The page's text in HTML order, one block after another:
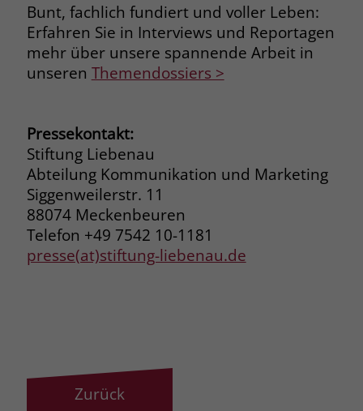
Bunt, fachlich fundiert und voller Leben:
Erfahren Sie in Interviews und Reportagen
mehr über unsere spannende Arbeit in
unseren Themendossiers >
Pressekontakt:
Stiftung Liebenau
Abteilung Kommunikation und Marketing
Siggenweilerstr. 11
88074 Meckenbeuren
Telefon +49 7542 10-1181
presse(at)stiftung-liebenau.de
Zurück